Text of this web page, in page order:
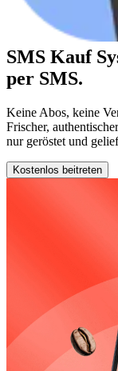
SMS Kauf
per SMS.
Keine Abos, keine
Frischer,
nur geröstet und
Kostenlos beitreten